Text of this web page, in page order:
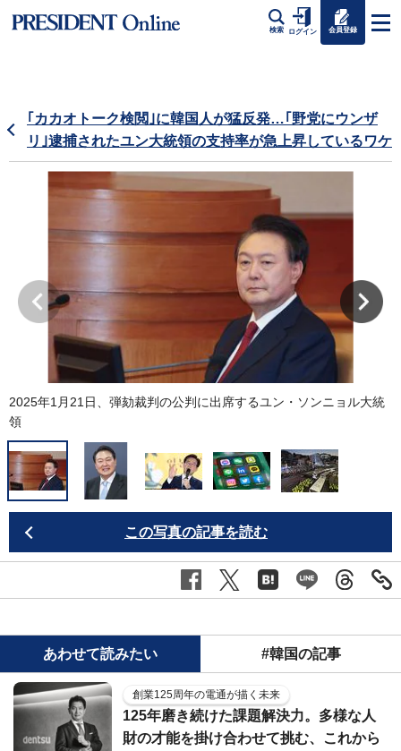
検索 ログイン 会員登録
｢カカオトーク検閲｣に韓国人が猛反発…｢野党にウンザ
リ｣逮捕されたユン大統領の支持率が急上昇しているワケ
2025年1月21日、弾劾裁判の公判に出席するユン・ソンニョル大統
領
この写真の記事を読む
あわせて読みたい #韓国の記事
創業125周年の電通が描く未来
125年磨き続けた課題解決力。多様な人
財の才能を掛け合わせて挑む、これから